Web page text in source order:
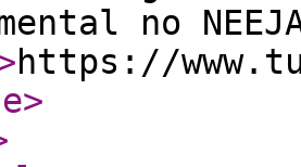
no
https://
>